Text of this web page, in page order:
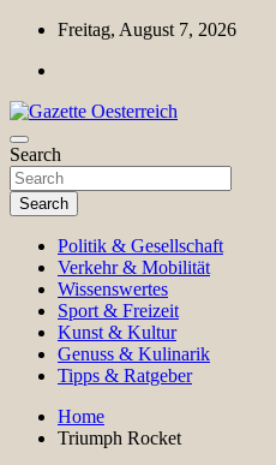
Skip
content
Freitag, August 7, 2026
Gazette Oesterreich
Magazin für Freizeit, Politik,
Search
Search
Politik & Gesellschaft
Verkehr & Mobilität
Wissenswertes
Sport & Freizeit
Kunst & Kultur
Genuss & Kulinarik
Tipps & Ratgeber
Home
Triumph Rocket